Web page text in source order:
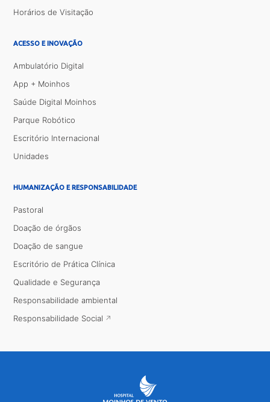
Horários de Visitação
ACESSO E INOVAÇÃO
Ambulatório Digital
App + Moinhos
Saúde Digital Moinhos
Parque Robótico
Escritório Internacional
Unidades
HUMANIZAÇÃO E RESPONSABILIDADE
Pastoral
Doação de órgãos
Doação de sangue
Escritório de Prática Clínica
Qualidade e Segurança
Responsabilidade ambiental
Responsabilidade Social